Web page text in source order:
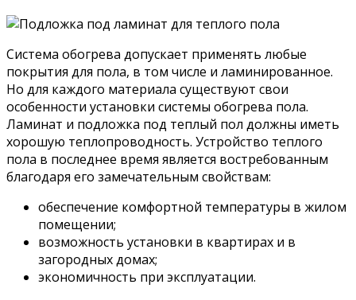
Система обогрева допускает применять любые
покрытия для пола, в том числе и ламинированное.
Но для каждого материала существуют свои
особенности установки системы обогрева пола.
Ламинат и подложка под теплый пол должны иметь
хорошую теплопроводность. Устройство теплого
пола в последнее время является востребованным
благодаря его замечательным свойствам:
обеспечение комфортной температуры в жилом
помещении;
возможность установки в квартирах и в
загородных домах;
экономичность при эксплуатации.